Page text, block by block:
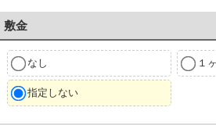
敷金
なし １
指定しない